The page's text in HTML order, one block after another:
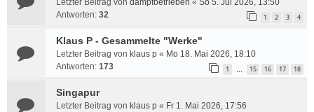
Letzter Beitrag von dampfbetrieben « So 5. Jul 2026, 13:50
Antworten: 32 1 2 3 4
Klaus P - Gesammelte "Werke"
Letzter Beitrag von klaus p « Mo 18. Mai 2026, 18:10
Antworten: 173 1 15 16 17 18
Singapur
Letzter Beitrag von klaus p « Fr 1. Mai 2026, 17:56